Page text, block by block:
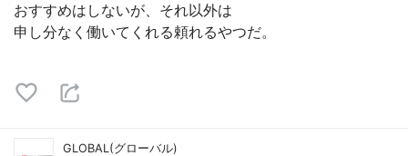
おすすめはしないが、それ以外は
申し分なく働いてくれる頼れるやつだ。
GLOBAL(グローバル)